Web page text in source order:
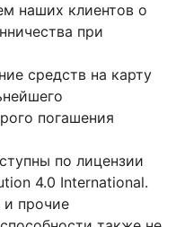
наших клиентов о
при
средств на карту
погашения
по лицензии
4.0 International.
и прочие